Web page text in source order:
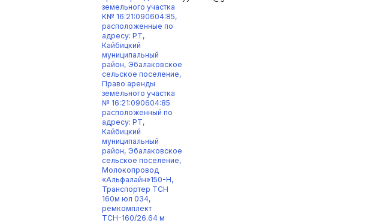
земельного участка
К№ 16:21:090604:85,
расположенные по
адресу: РТ,
Кайбицкий
муниципальный
район, Эбалаковское
сельское поселение,
Право аренды
земельного участка
№ 16:21:090604:85
расположенный по
адресу: РТ,
Кайбицкий
муниципальный
район, Эбалаковское
сельское поселение,
Молокопровод
«Альфалайн»150-Н,
Транспортер TCH
160м юл 034,
ремкомплект
ТСН-160/26.64 м